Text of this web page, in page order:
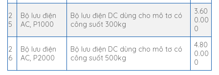
2
5
Bộ lưu điện
AC, P1000
Bộ lưu điện DC dùng cho mô tơ có
công suốt 300kg
3.60
0.00
0
2
6
Bộ lưu điện
AC, P2000
Bộ lưu điện DC dùng cho mô tơ có
công suốt 500kg
4.80
0.00
0